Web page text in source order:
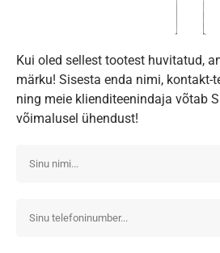
Kui oled sellest tootest huvitatud,
märku! Sisesta enda nimi, kontakt-
ning meie klienditeenindaja võtab
võimalusel ühendust!